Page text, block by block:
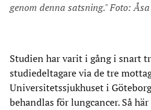
genom denna satsning." Foto:
Studien har varit i gång i snart
studiedeltagare via de tre
Universitetssjukhuset i
behandlas för lungcancer. Så